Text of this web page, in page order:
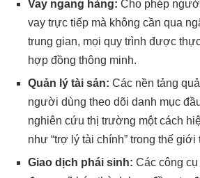
Vay ngang hàng: Cho phép
vay trực tiếp mà không cần qua
trung gian, mọi quy trình được
hợp đồng thông minh.
Quản lý tài sản: Các nền tảng
người dùng theo dõi danh mục
nghiên cứu thị trường một cách
như “trợ lý tài chính” trong thế giới
Giao dịch phái sinh: Các công